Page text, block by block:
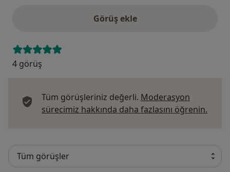
Görüş ekle
4 görüş
Tüm görüşleriniz değerli. Moderasyon
sürecimiz hakkında daha fazlasını öğrenin.